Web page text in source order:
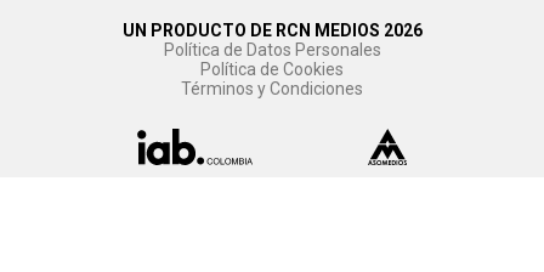
UN PRODUCTO DE RCN MEDIOS 2026
Política de Datos Personales
Política de Cookies
Términos y Condiciones